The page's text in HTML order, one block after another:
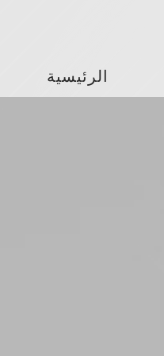
الرئيسية